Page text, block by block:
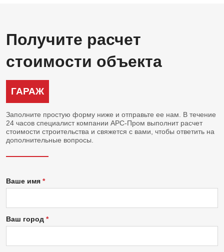
Получите расчет
стоимости объекта
ГАРАЖ
Заполните простую форму ниже и отправьте ее нам. В течение
24 часов специалист компании АРС-Пром выполнит расчет
стоимости строительства и свяжется с вами, чтобы ответить на
дополнительные вопросы.
Ваше имя
Ваш город